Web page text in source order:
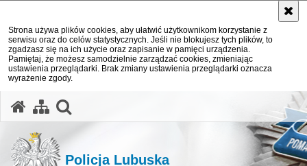
Strona używa plików cookies, aby ułatwić użytkownikom korzystanie z
serwisu oraz do celów statystycznych. Jeśli nie blokujesz tych plików, to
zgadzasz się na ich użycie oraz zapisanie w pamięci urządzenia.
Pamiętaj, że możesz samodzielnie zarządzać cookies, zmieniając
ustawienia przeglądarki. Brak zmiany ustawienia przeglądarki oznacza
wyrażenie zgody.
Policja Lubuska